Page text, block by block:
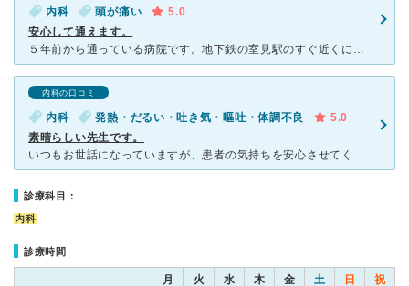
内科 頭が痛い
5.0
安心して通えます。
５年前から通っている病院です。地下鉄の室見駅のすぐ近くにあり、施設も新しく、駐車、駐輪もしやすいです。待ち時間が短いのもポイントの高い理由です。先生は男性ですが、話し方の優しい方で、毎回病状をしっかり
内科の口コミ
内科 発熱・だるい・吐き気・嘔吐・体調不良
5.0
素晴らしい先生です。
いつもお世話になっていますが、患者の気持ちを安心させてくれる本当に素晴らしい先生です。 現在の状態や薬・今後の対処法などについて、いつも手書きで絵を描いて素人にもわかるように優しく説明してくださいま
診療科目：
内科
診療時間
月 火 水 木 金 土 日 祝